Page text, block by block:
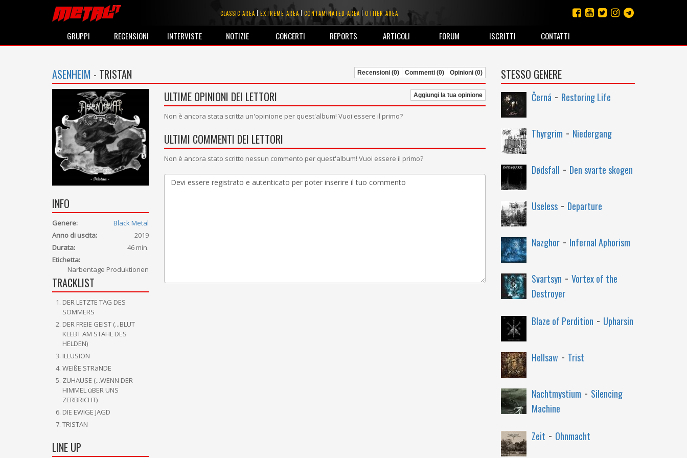
CLASSIC AREA EXTREME AREA CONTAMINATED AREA OTHER AREA
GRUPPI RECENSIONI INTERVISTE NOTIZIE CONCERTI REPORTS ARTICOLI FORUM ISCRITTI CONTATTI
ASENHEIM - TRISTAN Recensioni (0) Commenti (0) Opinioni (0)
INFO
Genere:
Black Metal
Anno di uscita:
2019
Durata:
46 min.
Etichetta:
Narbentage Produktionen
TRACKLIST
DER LETZTE TAG DES
SOMMERS
DER FREIE GEIST (...BLUT
KLEBT AM STAHL DES
HELDEN)
ILLUSION
WEIßE STRäNDE
ZUHAUSE (...WENN DER
HIMMEL üBER UNS
ZERBRICHT)
DIE EWIGE JAGD
TRISTAN
LINE UP
ULTIME OPINIONI DEI LETTORI Aggiungi la tua opinione
Non è ancora stata scritta un'opinione per quest'album! Vuoi essere il primo?
ULTIMI COMMENTI DEI LETTORI
Non è ancora stato scritto nessun commento per quest'album! Vuoi essere il primo?
STESSO GENERE
Černá - Restoring Life
Thyrgrim - Niedergang
Dødsfall - Den svarte skogen
Useless- Departure
Nazghor- Infernal Aphorism
Svartsyn - Vortex of the
Destroyer
Blaze of Perdition - Upharsin
Hellsaw - Trist
Nachtmystium - Silencing
Machine
Zeit - Ohnmacht